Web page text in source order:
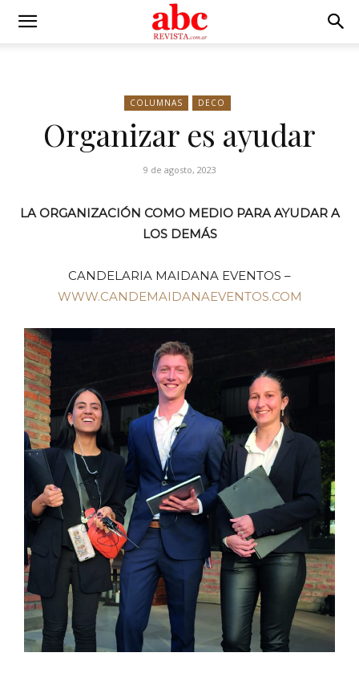
COLUMNAS DECO
Organizar es ayudar
9 de agosto, 2023
LA ORGANIZACIÓN COMO MEDIO PARA AYUDAR A
LOS DEMÁS
CANDELARIA MAIDANA EVENTOS –
WWW.CANDEMAIDANAEVENTOS.COM